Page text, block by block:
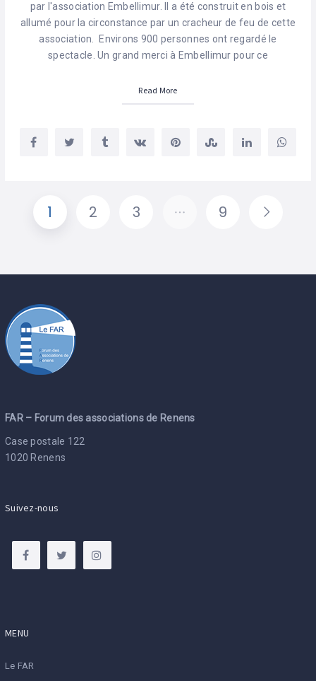
par l'association Embellimur. Il a été construit en bois et
allumé pour la circonstance par un cracheur de feu de cette
association. Environs 900 personnes ont regardé le
spectacle. Un grand merci à Embellimur pour ce
Read More
1 2 3 … 9
FAR – Forum des associations de Renens
Case postale 122
1020 Renens
Suivez-nous
MENU
Le FAR